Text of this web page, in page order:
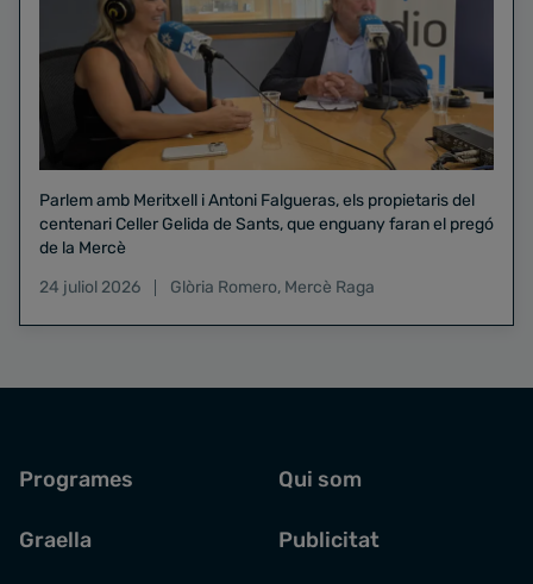
Parlem amb Meritxell i Antoni Falgueras, els propietaris del
centenari Celler Gelida de Sants, que enguany faran el pregó
de la Mercè
24 juliol 2026
Glòria Romero, Mercè Raga
Programes
Graella
Qui som
Publicitat